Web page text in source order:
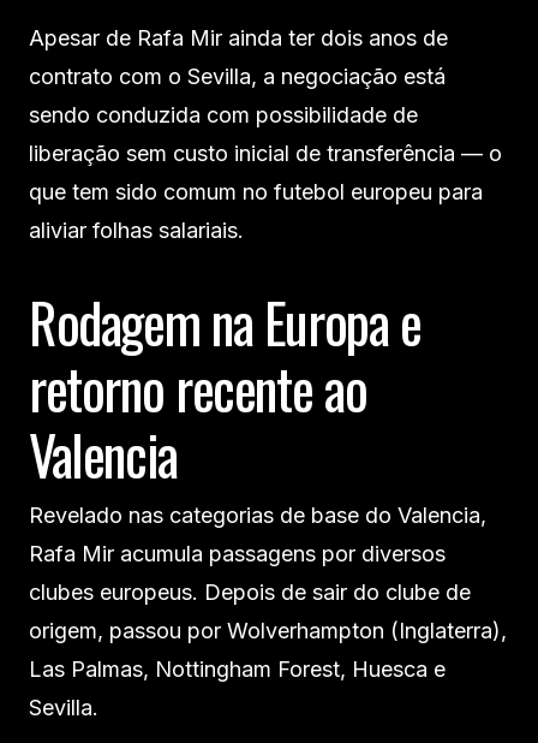
Apesar de Rafa Mir ainda ter dois anos de
contrato com o Sevilla, a negociação está
sendo conduzida com possibilidade de
liberação sem custo inicial de transferência — o
que tem sido comum no futebol europeu para
aliviar folhas salariais.
Rodagem na Europa e
retorno recente ao
Valencia
Revelado nas categorias de base do Valencia,
Rafa Mir acumula passagens por diversos
clubes europeus. Depois de sair do clube de
origem, passou por Wolverhampton (Inglaterra),
Las Palmas, Nottingham Forest, Huesca e
Sevilla.